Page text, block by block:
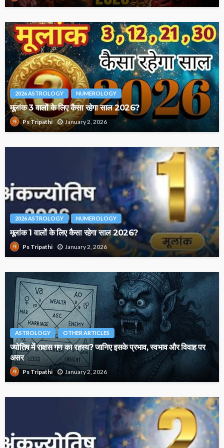
2026 ASTROLOGY NUMEROLOGY
मूलांक 3 वालों के लिए कैसा रहेगा साल 2026?
Ps Tripathi January 2, 2026
2026 ASTROLOGY NUMEROLOGY
मूलांक 1 वालों के लिए कैसा रहेगा साल 2026?
Ps Tripathi January 2, 2026
ASTROLOGY OTHER ARTICLES
ज्योतिष में राक्षस गण का रहस्य? जानिए इसके प्रभाव, स्वभाव और विवाह पर
असर
Ps Tripathi January 2, 2026